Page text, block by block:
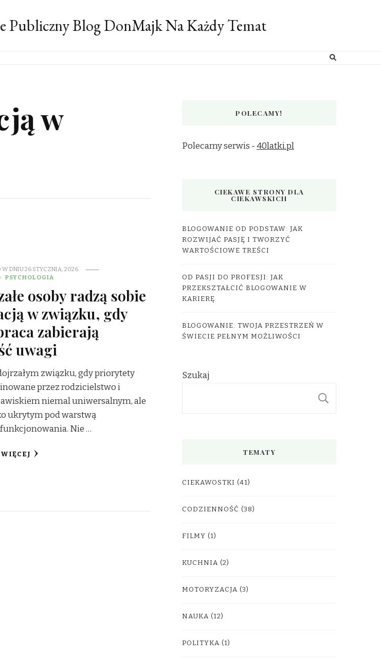
Publiczny Blog DonMajk Na Każdy Temat
w
W DNIU26 STYCZNIA, 2026
PSYCHOLOGIA
osoby radzą sobie
w związku, gdy
zabierają
uwagi
związku, gdy priorytety
przez rodzicielstwo i
niemal uniwersalnym, ale
ukrytym pod warstwą
Nie …
POLECAMY!
Polecamy serwis -40latki.pl
CIEKAWE STRONY DLA
CIEKAWSKICH
BLOGOWANIE OD PODSTAW: JAK
ROZWIJAĆ PASJĘ I TWORZYĆ
WARTOŚCIOWE TREŚCI
OD PASJI DO PROFESJI: JAK
PRZEKSZTAŁCIĆ BLOGOWANIE W
KARIERĘ
BLOGOWANIE: TWOJA PRZESTRZEŃ W
ŚWIECIE PEŁNYM MOŻLIWOŚCI
Szukaj
TEMATY
CIEKAWOSTKI (41)
CODZIENNOŚĆ (38)
FILMY (1)
KUCHNIA (2)
MOTORYZACJA (3)
NAUKA (12)
POLITYKA (1)